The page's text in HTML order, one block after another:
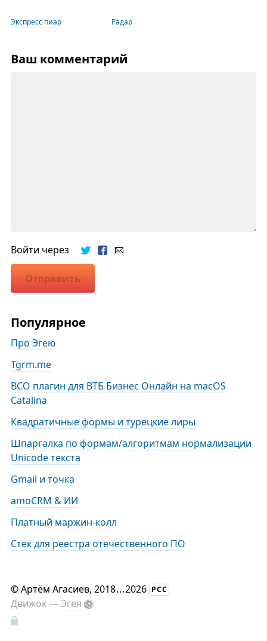
Экспресс пиар Радар
Ваш комментарий
Войти через
Отправить
Популярное
Про Эгею
Tgrm.me
BCO плагин для ВТБ Бизнес Онлайн на macOS
Catalina
Квадратичные формы и турецкие лиры
Шпаргалка по формам/алгоритмам нормализации
Unicode текста
Gmail и точка
amoCRM & ИИ
Платный маржин-колл
Стек для реестра отечественного ПО
©Артём Агасиев, 2018...2026 РСС
Движок —Эгея